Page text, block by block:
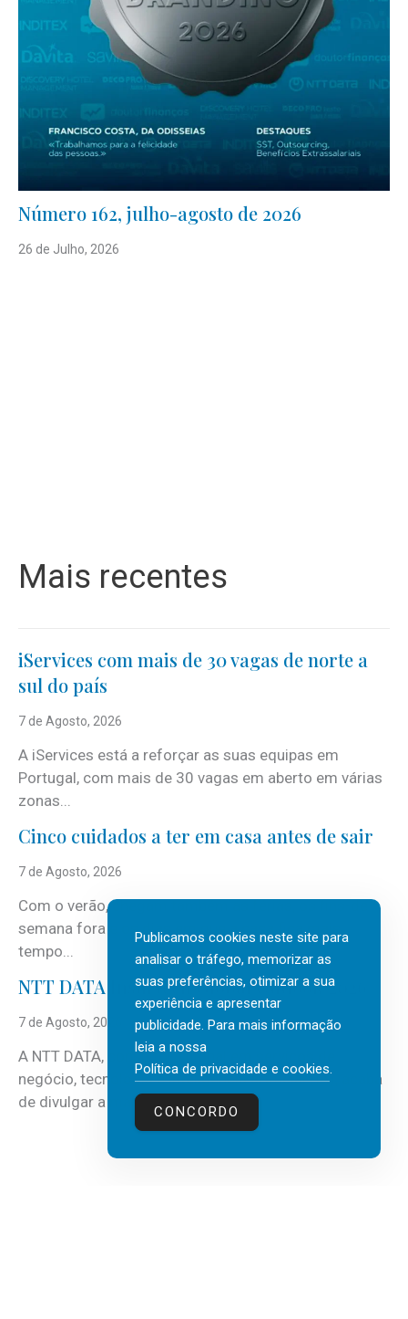
Número 162, julho-agosto de 2026
26 de Julho, 2026
Mais recentes
iServices com mais de 30 vagas de norte a
sul do país
7 de Agosto, 2026
A iServices está a reforçar as suas equipas em
Portugal, com mais de 30 vagas em aberto em várias
zonas...
Cinco cuidados a ter em casa antes de sair
7 de Agosto, 2026
Com o verão, chegam também as férias, os fins-de-
semana fora e os dias em que a casa fica mais
tempo...
NTT DATA Insurtech Global Outlook 2026
7 de Agosto, 2026
A NTT DATA, consultora global em serviços de
negócio, tecnologia e inteligência artificial (IA), acaba
de divulgar a mais recente...
Publicamos cookies neste site para
analisar o tráfego, memorizar as
suas preferências, otimizar a sua
experiência e apresentar
publicidade. Para mais informação
leia a nossa
Política de privacidade e cookies.
CONCORDO